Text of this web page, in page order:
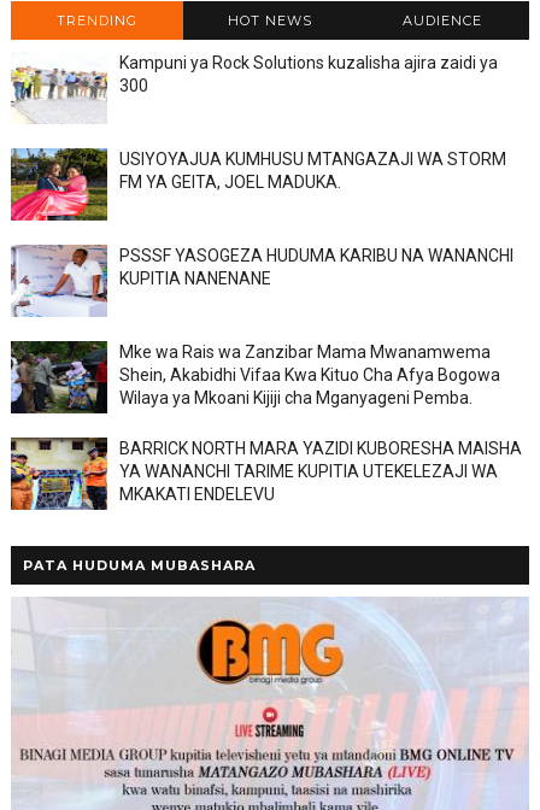
TRENDING HOT NEWS AUDIENCE
Kampuni ya Rock Solutions kuzalisha ajira zaidi ya
300
USIYOYAJUA KUMHUSU MTANGAZAJI WA STORM
FM YA GEITA, JOEL MADUKA.
PSSSF YASOGEZA HUDUMA KARIBU NA WANANCHI
KUPITIA NANENANE
Mke wa Rais wa Zanzibar Mama Mwanamwema
Shein, Akabidhi Vifaa Kwa Kituo Cha Afya Bogowa
Wilaya ya Mkoani Kijiji cha Mganyageni Pemba.
BARRICK NORTH MARA YAZIDI KUBORESHA MAISHA
YA WANANCHI TARIME KUPITIA UTEKELEZAJI WA
MKAKATI ENDELEVU
PATA HUDUMA MUBASHARA